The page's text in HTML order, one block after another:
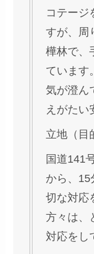
コテージ
すが、周
樺林で、
ています
気が澄ん
えがたい
立地（目
国道141
から、15
切な対応
方々は、
対応をし